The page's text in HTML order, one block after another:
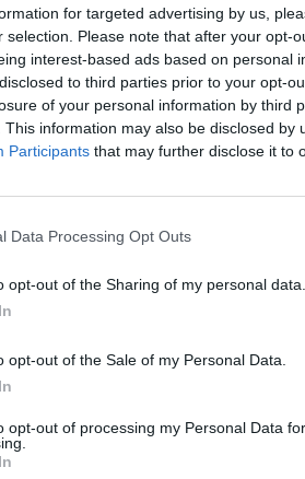
for targeted advertising by us,
selection. Please note that after your opt-
interest-based ads based on personal
to third parties prior to your opt-
of your personal information by third
This information may also be disclosed by
Participants that may further disclose it to
Data Processing Opt Outs
opt-out of the Sharing of my personal data.
opt-out of the Sale of my Personal Data.
opt-out of processing my Personal Data
εταιρείας Μοριάς ΑΕ
Λακεδαίμονος. Τα έργα
διευκολύνει αλλά αντιθέτως
καταστραφεί με
καλλιέργειας και
που αποτελούν μοναδικό
τους δημότες
αν τελικά θα
τους παράδρομους που θα